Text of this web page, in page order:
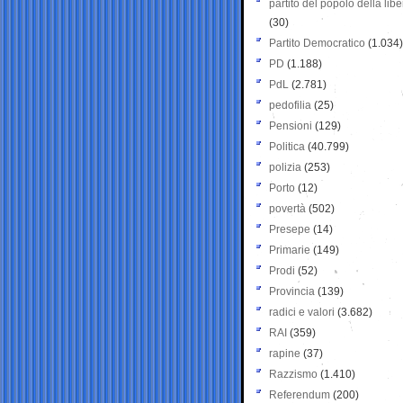
partito del popolo della
(30)
Partito Democratico (1.034)
PD (1.188)
PdL (2.781)
pedofilia (25)
Pensioni (129)
Politica (40.799)
polizia (253)
Porto (12)
povertà (502)
Presepe (14)
Primarie (149)
Prodi (52)
Provincia (139)
radici e valori (3.682)
RAI (359)
rapine (37)
Razzismo (1.410)
Referendum (200)